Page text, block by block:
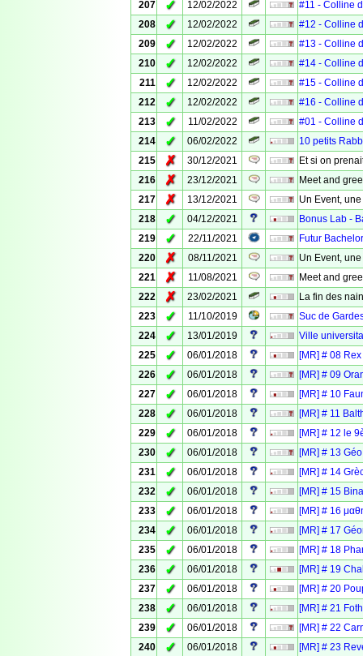
207
✓ 12/02/2022
#11 - Colline
208
✓ 12/02/2022
#12 - Colline
209
✓ 12/02/2022
#13 - Colline
210
✓ 12/02/2022
#14 - Colline
211
✓ 12/02/2022
#15 - Colline
212
✓ 12/02/2022
#16 - Colline
213
✓ 11/02/2022
#01 - Colline
214
✓ 06/02/2022
10 petits
215
✗ 30/12/2021
Et si on
216
✗ 23/12/2021
Meet and
217
✗ 13/12/2021
Un Event,
218
✓ 04/12/2021
Bonus Lab -
219
✓ 22/11/2021
Futur
220
✗ 08/11/2021
Un Event,
221
✗ 11/08/2021
Meet and
222
✗ 23/02/2021
La fin des
223
✓ 11/10/2019
Suc de
224
✓ 13/01/2019
Ville
225
✓ 06/01/2018
[MR] # 08 Rex
226
✓ 06/01/2018
[MR] # 09
227
✓ 06/01/2018
[MR] # 10
228
✓ 06/01/2018
[MR] # 11
229
✓ 06/01/2018
[MR] # 12 le
230
✓ 06/01/2018
[MR] # 13
231
✓ 06/01/2018
[MR] # 14
232
✓ 06/01/2018
[MR] # 15
233
✓ 06/01/2018
[MR] # 16
234
✓ 06/01/2018
[MR] # 17
235
✓ 06/01/2018
[MR] # 18
236
✓ 06/01/2018
[MR] # 19
237
✓ 06/01/2018
[MR] # 20
238
✓ 06/01/2018
[MR] # 21
239
✓ 06/01/2018
[MR] # 22
240
✓ 06/01/2018
[MR] # 23